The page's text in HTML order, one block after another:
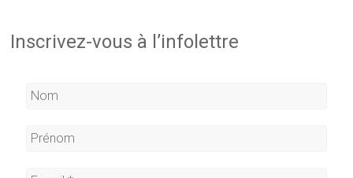
Inscrivez-vous à l’infolettre